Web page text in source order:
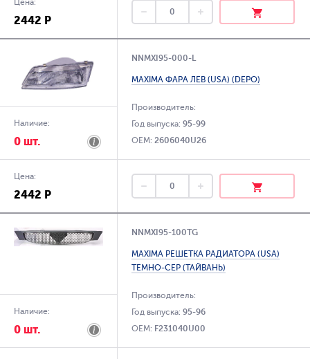
Цена:
2442 Р
Наличие:
0 шт.
NNMXI95-000-L
MAXIMA ФАРА ЛЕВ (USA) (DEPO)
Производитель:
Год выпуска:95-99
OEM:2606040U26
Цена:
2442 Р
Наличие:
0 шт.
NNMXI95-100TG
MAXIMA РЕШЕТКА РАДИАТОРА (USA)
ТЕМНО-СЕР (ТАЙВАНЬ)
Производитель:
Год выпуска:95-96
OEM: F231040U00